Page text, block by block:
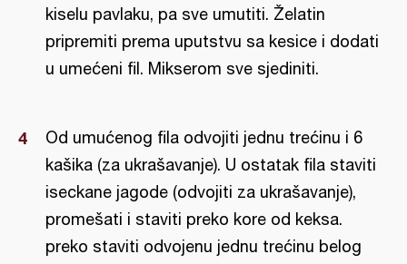
kiselu pavlaku, pa sve umutiti. Želatin
pripremiti prema uputstvu sa kesice i dodati
u umećeni fil. Mikserom sve sjediniti.
Od umućenog fila odvojiti jednu trećinu i 6
kašika (za ukrašavanje). U ostatak fila staviti
iseckane jagode (odvojiti za ukrašavanje),
promešati i staviti preko kore od keksa.
preko staviti odvojenu jednu trećinu belog